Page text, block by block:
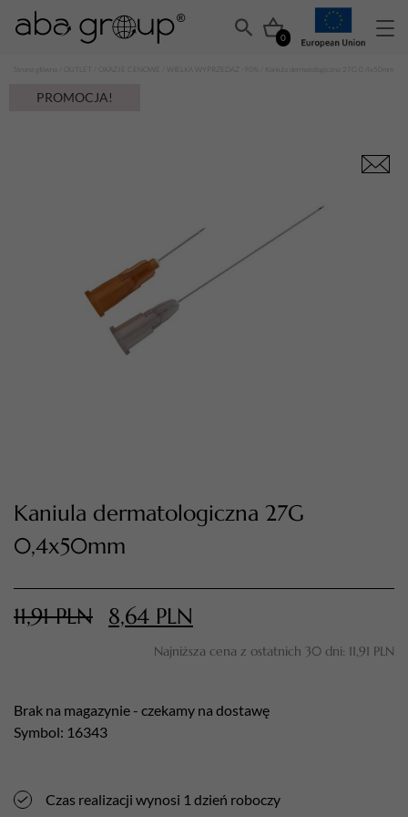
0
Suma koszyka (0)
PRZEJDŹ DO KOSZYKA
OKAZJE CENOWE WIELKA WYPRZEDAŻ -90%
PROMOCJA!
Kaniula dermatologiczna 27G
0,4x50mm
11,91PLN 8,64 PLN
Najniższa cena z ostatnich 30 dni: 11,91 PLN
Brak na magazynie - czekamy na dostawę
Symbol: 16343
Czas realizacji wynosi 1 dzień roboczy